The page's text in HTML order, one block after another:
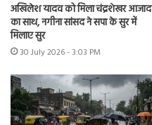
अखिलेश यादव को मिला चंद्रशेखर आजाद
का साथ, नगीना सांसद ने सपा के सुर में
मिलाए सुर
30 July 2026 - 3:03 PM